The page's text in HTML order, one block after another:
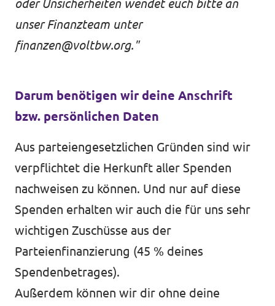
oder Unsicherheiten wendet euch bitte an
unser Finanzteam unter
finanzen@voltbw.org."
Darum benötigen wir deine Anschrift
bzw. persönlichen Daten
Aus parteiengesetzlichen Gründen sind wir
verpflichtet die Herkunft aller Spenden
nachweisen zu können. Und nur auf diese
Spenden erhalten wir auch die für uns sehr
wichtigen Zuschüsse aus der
Parteienfinanzierung (45 % deines
Spendenbetrages).
Außerdem können wir dir ohne deine